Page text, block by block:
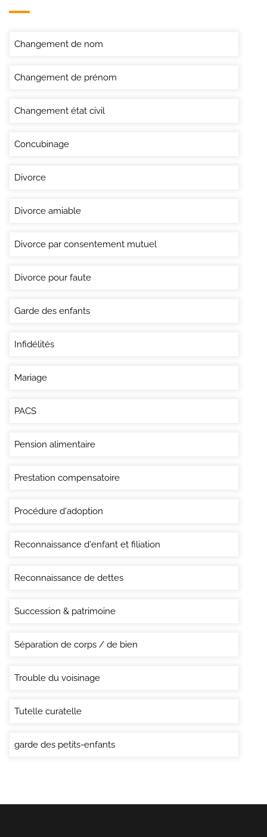
Changement de nom
Changement de prénom
Changement état civil
Concubinage
Divorce
Divorce amiable
Divorce par consentement mutuel
Divorce pour faute
Garde des enfants
Infidélités
Mariage
PACS
Pension alimentaire
Prestation compensatoire
Procédure d'adoption
Reconnaissance d'enfant et filiation
Reconnaissance de dettes
Succession & patrimoine
Séparation de corps / de bien
Trouble du voisinage
Tutelle curatelle
garde des petits-enfants